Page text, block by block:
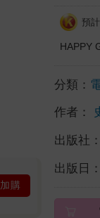
加購
預
HAPPY
分類：
作者：
出版社：
出版日：